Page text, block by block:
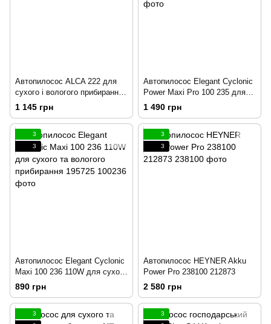
Автопилосос ALCA 222 для
сухого і вологого прибирання
186688
1 145 грн
Автопилосос Elegant Cyclonic
Power Maxi Pro 100 235 для
сухого та вологого
прибирання 172305
1 490 грн
3
3
Автопилосос Elegant Cyclonic
Maxi 100 236 110W для сухого
та вологого прибирання
195725
890 грн
3
3
Автопилосос HEYNER Akku
Power Pro 238100 212873
2 580 грн
3
3